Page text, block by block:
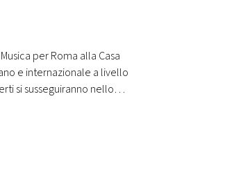
per Roma alla Casa
e internazionale a livello
si susseguiranno nello